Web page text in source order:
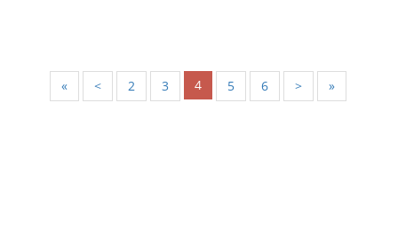
« < 2 3 4 5 6 > »